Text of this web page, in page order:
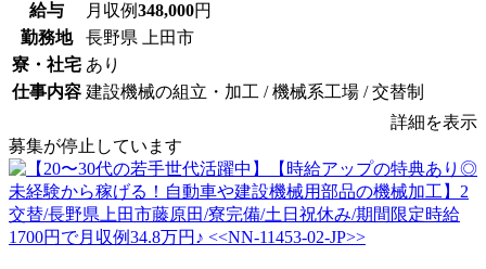
給与 月収例348,000円
勤務地
長野県 上田市
寮・社宅 あり
仕事内容 建設機械の組立・加工 / 機械系工場 / 交替制
詳細を表示
募集が停止しています